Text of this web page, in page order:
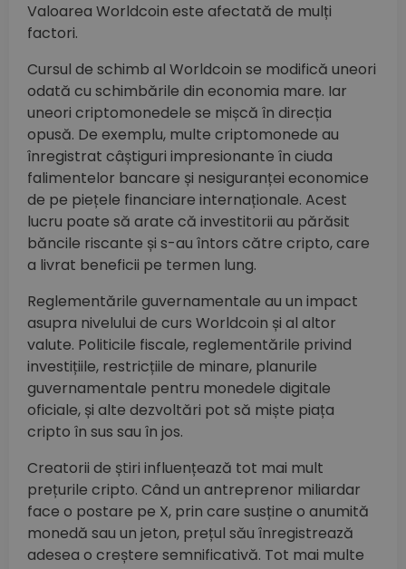
Valoarea Worldcoin este afectată de mulți
factori.
Cursul de schimb al Worldcoin se modifică uneori
odată cu schimbările din economia mare. Iar
uneori criptomonedele se mișcă în direcția
opusă. De exemplu, multe criptomonede au
înregistrat câștiguri impresionante în ciuda
falimentelor bancare și nesiguranței economice
de pe piețele financiare internaționale. Acest
lucru poate să arate că investitorii au părăsit
băncile riscante și s-au întors către cripto, care
a livrat beneficii pe termen lung.
Reglementările guvernamentale au un impact
asupra nivelului de curs Worldcoin și al altor
valute. Politicile fiscale, reglementările privind
investițiile, restricțiile de minare, planurile
guvernamentale pentru monedele digitale
oficiale, și alte dezvoltări pot să miște piața
cripto în sus sau în jos.
Creatorii de știri influențează tot mai mult
prețurile cripto. Când un antreprenor miliardar
face o postare pe X, prin care susține o anumită
monedă sau un jeton, prețul său înregistrează
adesea o creștere semnificativă. Tot mai multe